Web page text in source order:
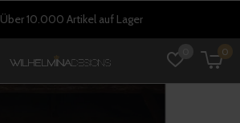
0
Über 10.000 Artikel auf Lager